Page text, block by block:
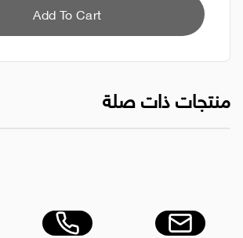
Add To Cart
منتجات ذات صلة
SS04 - سلة مهملات بدواسة على شكل قمر سعة 5 لتر